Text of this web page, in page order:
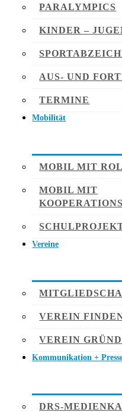
PARALYMPICS
KINDER –
AUS- UND
TERMINE
Mobilität
MOBIL MIT
MOBIL MIT
Vereine
VEREIN
VEREIN
Kommunikation +
DRS-